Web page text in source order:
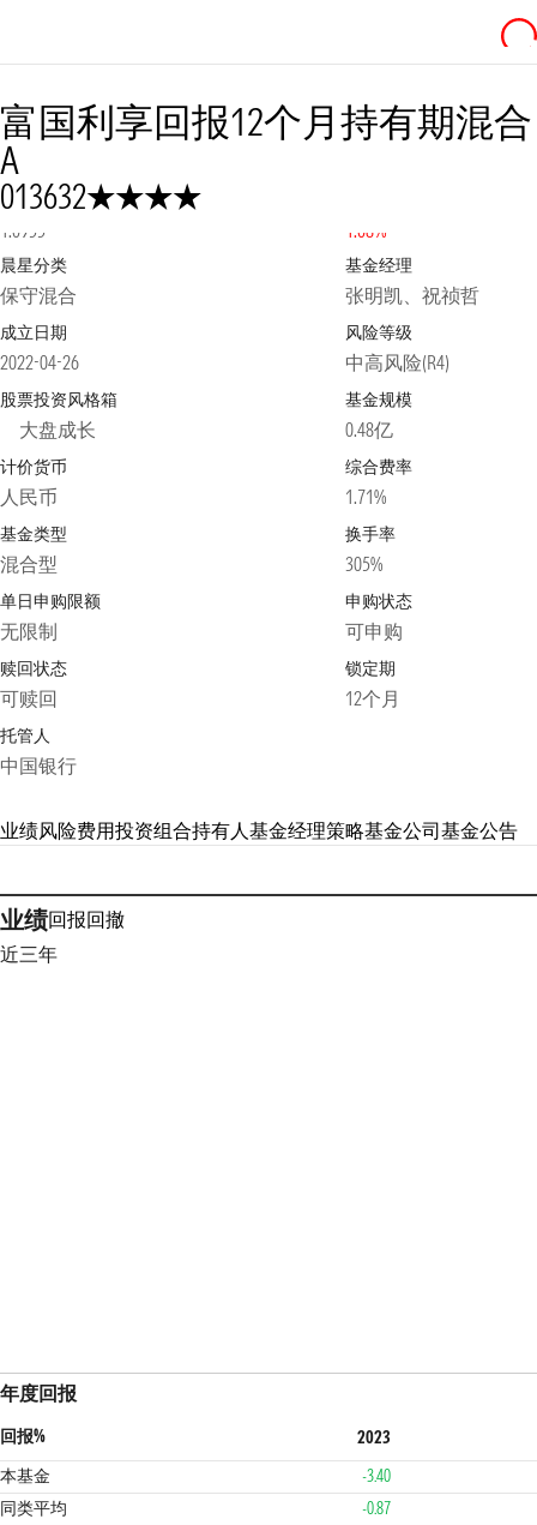
富国利享回报12个月持有期混合
A
013632
净值2026-08-07
1.0955 1.08%
晨星分类
保守混合
基金经理
张明凯、祝祯哲
成立日期
2022-04-26
风险等级
中高风险(R4)
股票投资风格箱
大盘成长
基金规模
0.48亿
计价货币
人民币
综合费率
1.71%
基金类型
混合型
换手率
305%
单日申购限额
无限制
申购状态
可申购
赎回状态
可赎回
锁定期
12个月
托管人
中国银行
业绩风险费用投资组合持有人基金经理策略基金公司基金公告
业绩回报回撤
近三年
年度回报
回报%
2023
本基金
-3.40
同类平均
-0.87